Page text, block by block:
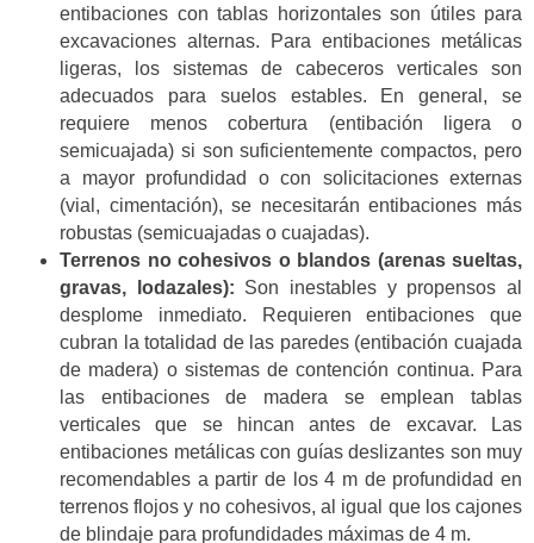
entibaciones con tablas horizontales son útiles para
excavaciones alternas. Para entibaciones metálicas
ligeras, los sistemas de cabeceros verticales son
adecuados para suelos estables. En general, se
requiere menos cobertura (entibación ligera o
semicuajada) si son suficientemente compactos, pero
a mayor profundidad o con solicitaciones externas
(vial, cimentación), se necesitarán entibaciones más
robustas (semicuajadas o cuajadas).
Terrenos no cohesivos o blandos (arenas sueltas,
gravas, lodazales): Son inestables y propensos al
desplome inmediato. Requieren entibaciones que
cubran la totalidad de las paredes (entibación cuajada
de madera) o sistemas de contención continua. Para
las entibaciones de madera se emplean tablas
verticales que se hincan antes de excavar. Las
entibaciones metálicas con guías deslizantes son muy
recomendables a partir de los 4 m de profundidad en
terrenos flojos y no cohesivos, al igual que los cajones
de blindaje para profundidades máximas de 4 m.